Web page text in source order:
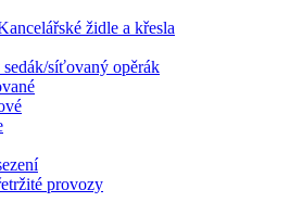
židle a křesla
síťovaný opěrák
provozy